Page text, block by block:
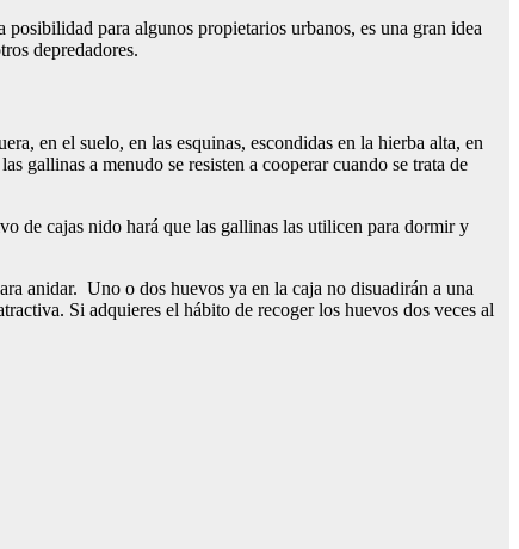
para algunos propietarios urbanos, es una gran idea
depredadores.
en el suelo, en las esquinas, escondidas en la hierba alta, en
gallinas a menudo se resisten a cooperar cuando se trata de
de cajas nido hará que las gallinas las utilicen para dormir y
anidar. Uno o dos huevos ya en la caja no disuadirán a una
Si adquieres el hábito de recoger los huevos dos veces al